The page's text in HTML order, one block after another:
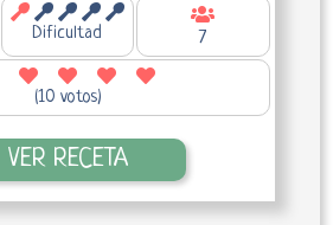
Dificultad 7
(10 votos)
VER RECETA